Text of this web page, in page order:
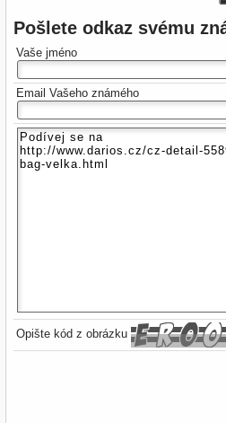
Pošlete odkaz svému
Vaše jméno
Email Vašeho známého
Opište kód z obrázku